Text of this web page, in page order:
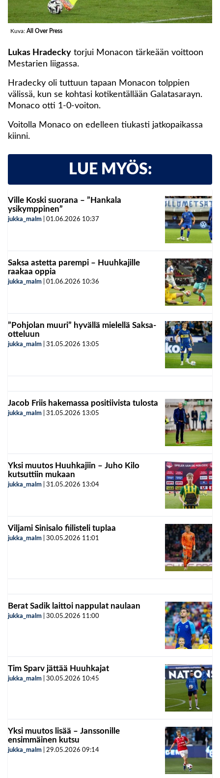
Kuva: All Over Press
Lukas Hradecky torjui Monacon tärkeään voittoon
Mestarien liigassa.
Hradecky oli tuttuun tapaan Monacon tolppien
välissä, kun se kohtasi kotikentällään Galatasarayn.
Monaco otti 1-0-voiton.
Voitolla Monaco on edelleen tiukasti jatkopaikassa
kiinni.
LUE MYÖS:
Ville Koski suorana – ”Hankala
ysikymppinen”
jukka_malm 01.06.2026 10:37
Saksa astetta parempi – Huuhkajille
raakaa oppia
jukka_malm 01.06.2026 10:36
”Pohjolan muuri” hyvällä mielellä Saksa-
otteluun
jukka_malm 31.05.2026 13:05
Jacob Friis hakemassa positiivista tulosta
jukka_malm 31.05.2026 13:05
Yksi muutos Huuhkajiin – Juho Kilo
kutsuttiin mukaan
jukka_malm 31.05.2026 13:04
Viljami Sinisalo fiilisteli tuplaa
jukka_malm 30.05.2026 11:01
Berat Sadik laittoi nappulat naulaan
jukka_malm 30.05.2026 11:00
Tim Sparv jättää Huuhkajat
jukka_malm 30.05.2026 10:45
Yksi muutos lisää – Janssonille
ensimmäinen kutsu
jukka_malm 29.05.2026 09:14